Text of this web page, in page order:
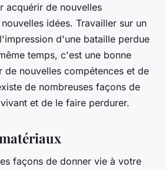
acquérir de nouvelles
idées. Travailler sur un
d'une bataille perdue
temps, c'est une bonne
nouvelles compétences et de
de nombreuses façons de
et de le faire perdurer.
façons de donner vie à votre